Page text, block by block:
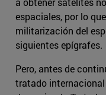
espaciales, por lo
militarización del
siguientes epígrafes.
Pero, antes de
tratado